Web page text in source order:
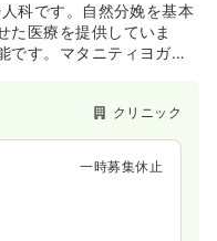
科です。自然分娩を基本
た医療を提供していま
です。マタニティヨガや
クリニック
一時募集休止